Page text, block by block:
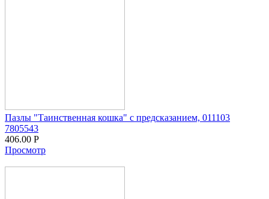
Пазлы "Таинственная кошка" с предсказанием, 011103
7805543
406.00 Р
Просмотр